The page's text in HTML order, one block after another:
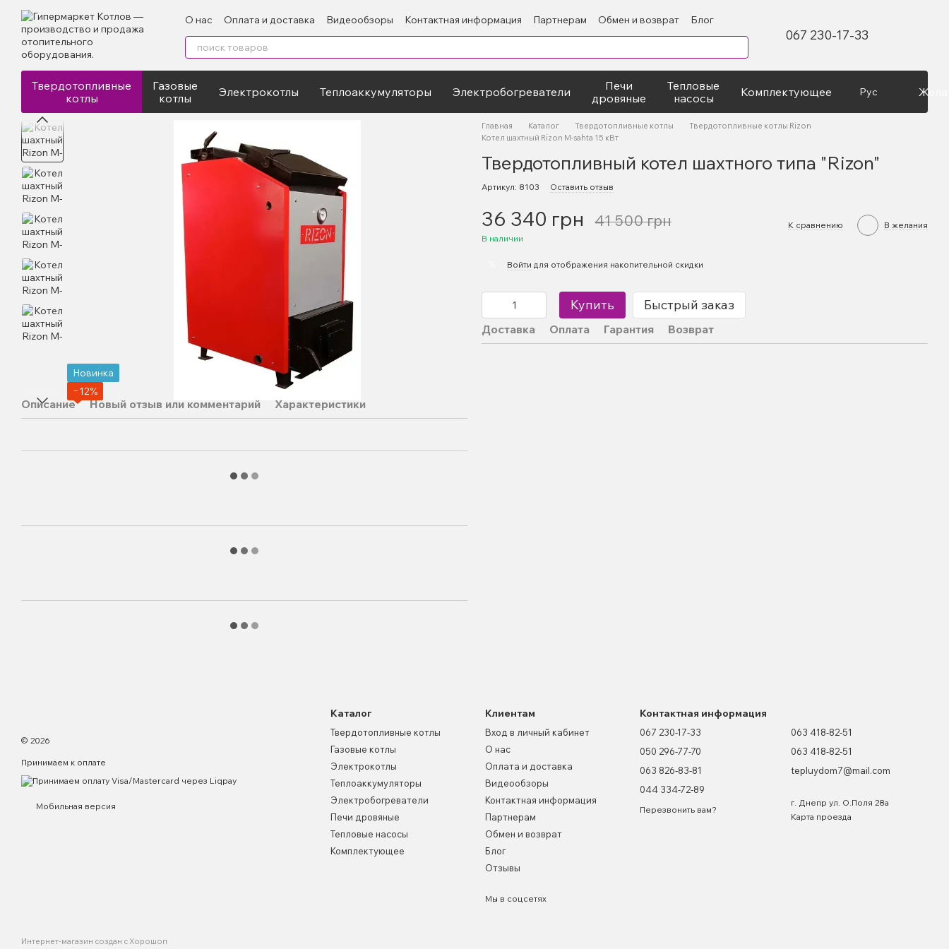
Перейти к основному контенту
О нас Оплата и доставка Видеообзоры Контактная информация Партнерам Обмен и возврат
Блог
Отзывы
067 230-17-33
Твердотопливные
котлы
Газовые
котлы
Электрокотлы Теплоаккумуляторы Электробогреватели
Печи
дровяные
Тепловые
насосы
Комплектующее Рус
Новинка
−12%
Описание Новый отзыв или комментарий Характеристики
Главная Каталог Твердотопливные котлы
Твердотопливные котлы Rizon
Котел шахтный Rizon M-sahta 15 кВт
Твердотопливный котел шахтного типа "Rizon"
Артикул: 8103 Оставить отзыв
36 340 грн 41 500 грн
В наличии
К сравнению В желания
Войти для отображения накопительной скидки
Купить Быстрый заказ
Доставка Оплата Гарантия Возврат
© 2026
Принимаем к оплате
Мобильная версия
Интернет-магазин создан с Хорошоп
Каталог
Твердотопливные котлы
Газовые котлы
Электрокотлы
Теплоаккумуляторы
Электробогреватели
Печи дровяные
Тепловые насосы
Комплектующее
Клиентам
Вход в личный кабинет
О нас
Оплата и доставка
Видеообзоры
Контактная информация
Партнерам
Обмен и возврат
Блог
Отзывы
Мы в соцсетях
Контактная информация
067 230-17-33
050 296-77-70
063 826-83-81
044 334-72-89
Перезвонить вам?
063 418-82-51
063 418-82-51
tepluydom7@mail.com
г. Днепр ул. О.Поля 28а
Карта проезда